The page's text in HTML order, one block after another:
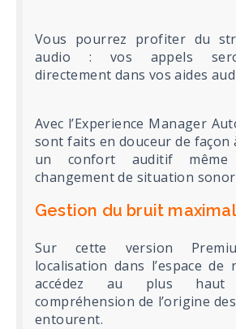
Vous pourrez profiter du
audio : vos appels
directement dans vos aides
Avec l’Experience Manager
sont faits en douceur de façon
un confort auditif
changement de situation
Gestion du bruit
Sur cette version
localisation dans l’espace de
accédez au plus
compréhension de l’origine
entourent.